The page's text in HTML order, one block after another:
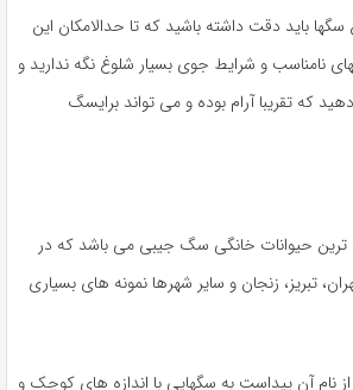
باید دقت داشته باشید که تا حدالامکان این
نامناسب و شرایط جوی بسیار شلوغ نگه ندارید و
که تقریبا آرام بوده و می تواند برایسگ
ترین حیوانات خانگی سگ جیبی می باشد که در
تبریز، زنجان و سایر شهرها نمونه های بسیاری
آن پیداست به سگهایی با اندازه های کوچک و